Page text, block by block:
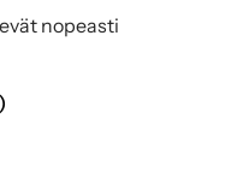
nopeasti